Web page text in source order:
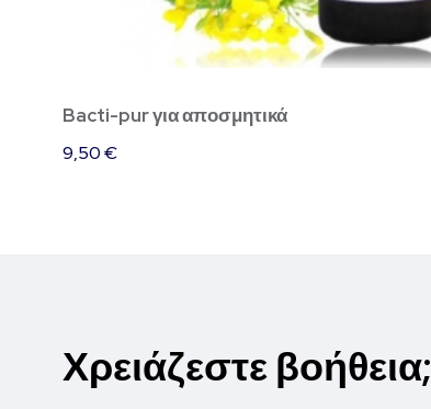
Bacti-pur για αποσμητικά
9,50€
Χρειάζεστε βοήθεια;